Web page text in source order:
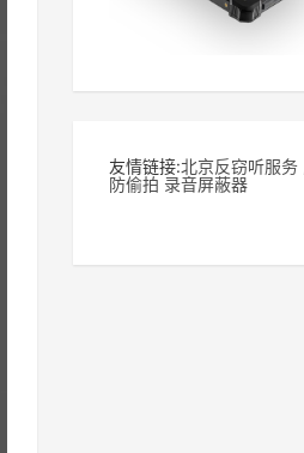
友情链接:北京反窃听服务
防偷拍 录音屏蔽器